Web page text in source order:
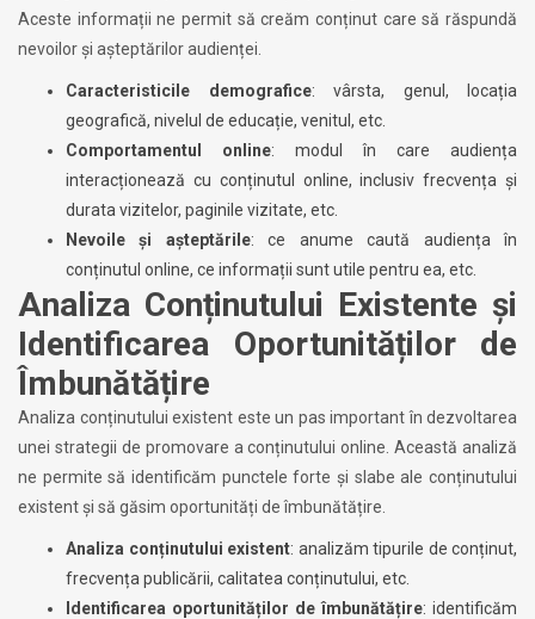
Aceste informații ne permit să creăm conținut care să răspundă
nevoilor și așteptărilor audienței.
Caracteristicile demografice: vârsta, genul, locația
geografică, nivelul de educație, venitul, etc.
Comportamentul online: modul în care audiența
interacționează cu conținutul online, inclusiv frecvența și
durata vizitelor, paginile vizitate, etc.
Nevoile și așteptările: ce anume caută audiența în
conținutul online, ce informații sunt utile pentru ea, etc.
Analiza Conținutului Existente și
Identificarea Oportunităților de
Îmbunătățire
Analiza conținutului existent este un pas important în dezvoltarea
unei strategii de promovare a conținutului online. Această analiză
ne permite să identificăm punctele forte și slabe ale conținutului
existent și să găsim oportunități de îmbunătățire.
Analiza conținutului existent: analizăm tipurile de conținut,
frecvența publicării, calitatea conținutului, etc.
Identificarea oportunităților de îmbunătățire: identificăm